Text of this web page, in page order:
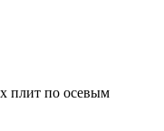
плит по осевым